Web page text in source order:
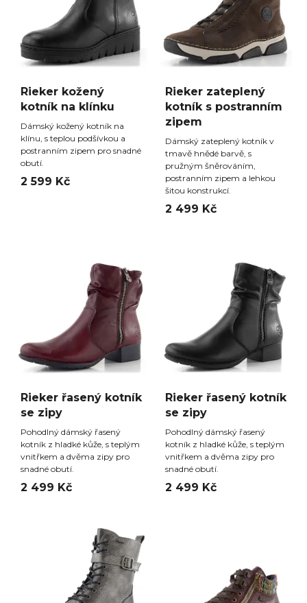
Rieker kožený
kotník na klínku
Dámský kožený kotník na
klínu, s teplou podšívkou a
postranním zipem pro snadné
obutí.
2 599 Kč
Rieker zateplený
kotník s postranním
zipem
Dámský zateplený kotník v
tmavě hnědé barvě, s
pružným šněrováním,
postranním zipem a lehkou
šitou konstrukcí.
2 499 Kč
Rieker řasený kotník
se zipy
Pohodlný dámský řasený
kotník z hladké kůže, s teplým
vnitřkem a dvěma zipy pro
snadné obutí.
2 499 Kč
Rieker řasený kotník
se zipy
Pohodlný dámský řasený
kotník z hladké kůže, s teplým
vnitřkem a dvěma zipy pro
snadné obutí.
2 499 Kč